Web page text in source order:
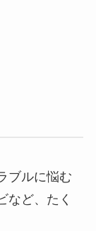
ブルに悩む
など、たく